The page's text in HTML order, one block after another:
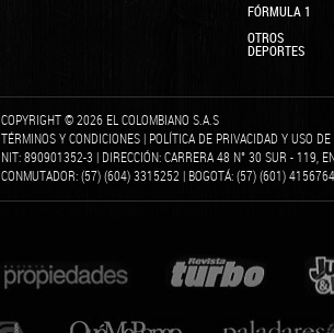
FÓRMULA 1
OTROS
DEPORTES
COPYRIGHT © 2026 EL COLOMBIANO S.A.S
TÉRMINOS Y CONDICIONES | POLÍTICA DE PRIVACIDAD Y USO
NIT: 890901352-3 | DIRECCIÓN: CARRERA 48 N° 30 SUR - 119,
CONMUTADOR: (57) (604) 3315252 | BOGOTÁ: (57) (601)